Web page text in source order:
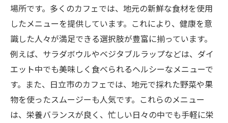
場所です。多くのカフェでは、地元の新鮮な食材を使用
したメニューを提供しています。これにより、健康を意
識した人々が満足できる選択肢が豊富に揃っています。
例えば、サラダボウルやベジタブルラップなどは、ダイ
エット中でも美味しく食べられるヘルシーなメニューで
す。また、日立市のカフェでは、地元で採れた野菜や果
物を使ったスムージーも人気です。これらのメニュー
は、栄養バランスが良く、忙しい日々の中でも手軽に栄